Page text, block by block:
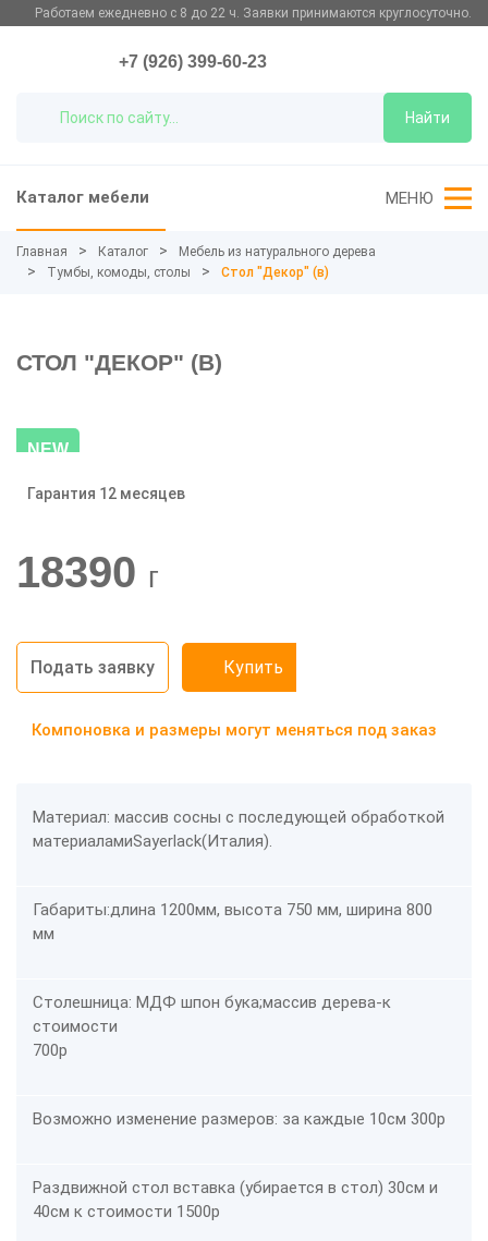
Работаем ежедневно с 8 до 22 ч. Заявки принимаются круглосуточно.
Найти
+7 (926) 399-60-23
Каталог мебели МЕНЮ
Главная Каталог
Мебель из натурального дерева
Тумбы, комоды, столы
Стол "Декор" (в)
СТОЛ "ДЕКОР" (В)
NEW
-20%
Гарантия 12 месяцев
18390 г
Подать заявку Купить
Компоновка и размеры могут меняться под заказ
Материал: массив сосны с последующей обработкой
материаламиSayerlack(Италия).
Габариты:длина 1200мм, высота 750 мм, ширина 800
мм
Столешница: МДФ шпон бука;массив дерева-к
стоимости
700р
Возможно изменение размеров: за каждые 10см 300р
Раздвижной стол вставка (убирается в стол) 30см и
40см к стоимости 1500р